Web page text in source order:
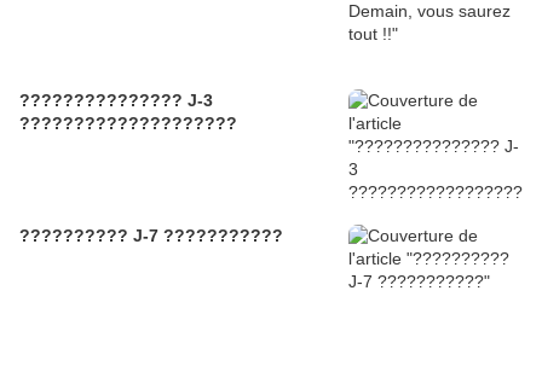
??????????????? J-3
????????????????????
?????????? J-7 ???????????